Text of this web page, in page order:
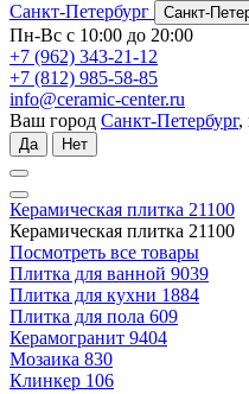
Санкт-Петербург
Санкт-
Пн-Вс с 10:00 до 20:00
+7 (962) 343-21-12
+7 (812) 985-58-85
info@ceramic-center.ru
Ваш город Санкт-Петербург,
Да Нет
Керамическая плитка 21100
Керамическая плитка 21100
Посмотреть все товары
Плитка для ванной 9039
Плитка для кухни 1884
Плитка для пола 609
Керамогранит 9404
Мозаика 830
Клинкер 106